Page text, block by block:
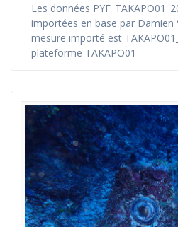
Les données
importées en base par Damien
mesure importé est
plateforme TAKAPO01